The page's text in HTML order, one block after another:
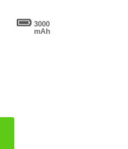
3000
mAh